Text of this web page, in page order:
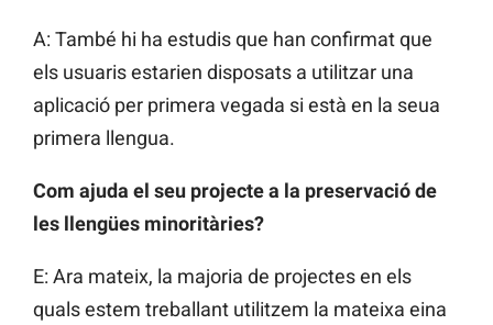
A: També hi ha estudis que han confirmat que
els usuaris estarien disposats a utilitzar una
aplicació per primera vegada si està en la seua
primera llengua.
Com ajuda el seu projecte a la preservació de
les llengües minoritàries?
E: Ara mateix, la majoria de projectes en els
quals estem treballant utilitzem la mateixa eina